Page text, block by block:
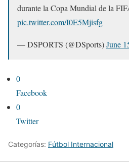
durante la Copa Mundial de la
pic.twitter.com/I0E5Mjisfg
— DSPORTS (@DSports)June
0
Facebook
0
Twitter
Categorías: Fútbol Internacional